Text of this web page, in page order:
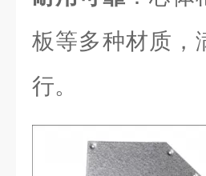
板等多种材质，
行。